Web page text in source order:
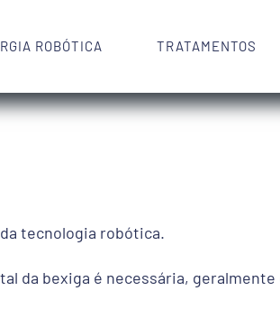
ROBÓTICA TRATAMENTOS
tecnologia robótica.
da bexiga é necessária, geralmente